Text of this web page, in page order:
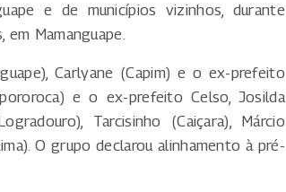
e de municípios vizinhos, durante
Mamanguape.
Carlyane (Capim) e o ex-prefeito
e o ex-prefeito Celso, Josilda
Tarcisinho (Caiçara), Márcio
O grupo declarou alinhamento à pré-